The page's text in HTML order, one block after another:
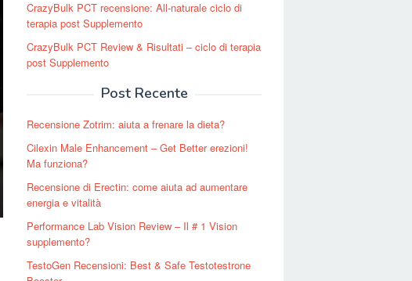
CrazyBulk PCT recensione: All-naturale ciclo di
terapia post Supplemento
CrazyBulk PCT Review & Risultati – ciclo di terapia
post Supplemento
Post Recente
Recensione Zotrim: aiuta a frenare la dieta?
Cilexin Male Enhancement – Get Better erezioni!
Ma funziona?
Recensione di Erectin: come aiuta ad aumentare
energia e vitalità
Performance Lab Vision Review – Il # 1 Vision
supplemento?
TestoGen Recensioni: Best & Safe Testotestrone